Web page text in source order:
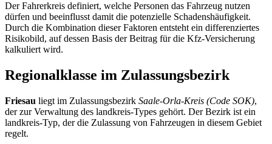
Der Fahrerkreis definiert, welche Personen das Fahrzeug nutzen
dürfen und beeinflusst damit die potenzielle Schadenshäufigkeit.
Durch die Kombination dieser Faktoren entsteht ein differenziertes
Risikobild, auf dessen Basis der Beitrag für die Kfz‑Versicherung
kalkuliert wird.
Regionalklasse im Zulassungsbezirk
Friesau liegt im Zulassungsbezirk Saale-Orla-Kreis (Code SOK),
der zur Verwaltung des landkreis‑Types gehört. Der Bezirk ist ein
landkreis‑Typ, der die Zulassung von Fahrzeugen in diesem Gebiet
regelt.